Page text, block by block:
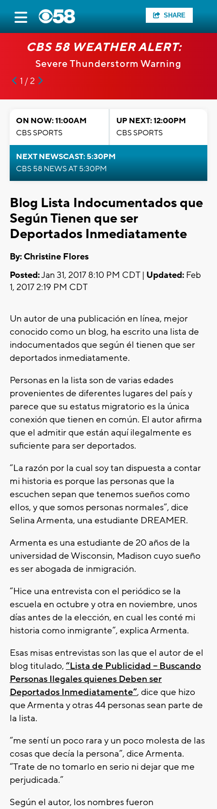
SHARE
CBS 58 WEATHER ALERT:
Severe Thunderstorm Warning
1 / 2
ON NOW: 11:00AM
CBS SPORTS
UP NEXT: 12:00PM
CBS SPORTS
NEXT NEWSCAST: 5:30PM
CBS 58 NEWS AT 5:30PM
Blog Lista Indocumentados que
Según Tienen que ser
Deportados Inmediatamente
By: Christine Flores
Posted:Jan 31, 2017 8:10 PM CDT | Updated: Feb
1, 2017 2:19 PM CDT
Un autor de una publicación en línea, mejor
conocido como un blog, ha escrito una lista de
indocumentados que según él tienen que ser
deportados inmediatamente.
Personas en la lista son de varias edades
provenientes de diferentes lugares del país y
parece que su estatus migratorio es la única
conexión que tienen en común. El autor afirma
que el admitir que están aquí ilegalmente es
suficiente para ser deportados.
“La razón por la cual soy tan dispuesta a contar
mi historia es porque las personas que la
escuchen sepan que tenemos sueños como
ellos, y que somos personas normales”, dice
Selina Armenta, una estudiante DREAMER.
Armenta es una estudiante de 20 años de la
universidad de Wisconsin, Madison cuyo sueño
es ser abogada de inmigración.
“Hice una entrevista con el periódico se la
escuela en octubre y otra en noviembre, unos
días antes de la elección, en cual les conté mi
historia como inmigrante”, explica Armenta.
Esas misas entrevistas son las que el autor de el
blog titulado, “Lista de Publicidad – Buscando
Personas Ilegales quienes Deben ser
Deportados Inmediatamente”, dice que hizo
que Armenta y otras 44 personas sean parte de
la lista.
“me sentí un poco rara y un poco molesta de las
cosas que decía la persona”, dice Armenta.
“Trate de no tomarlo en serio ni dejar que me
perjudicada.”
Según el autor, los nombres fueron